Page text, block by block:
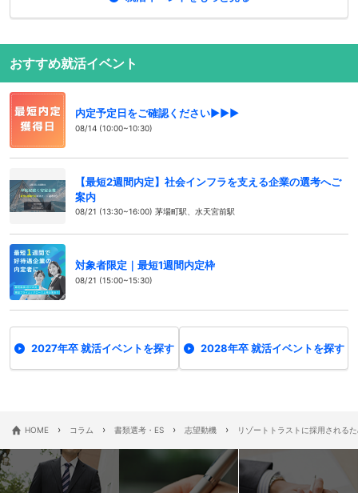
おすすめ就活イベント
内定予定日をご確認ください▶▶▶
08/14 (10:00~10:30)
【最短2週間内定】社会インフラを支える企業の選考へご
案内
08/21 (13:30~16:00) 茅場町駅、水天宮前駅
対象者限定｜最短1週間内定枠
08/21 (15:00~15:30)
2027年卒 就活イベントを探す 2028年卒 就活イベントを探す
HOME › コラム › 書類選考・ES › 志望動機 › リゾートトラストに採用される